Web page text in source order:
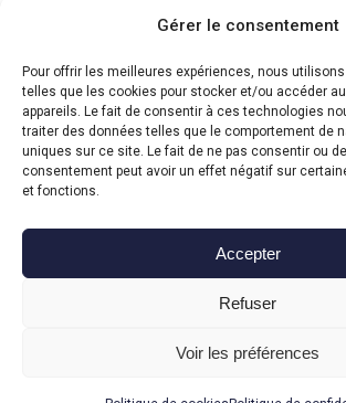
Gérer le consentement
Pour offrir les meilleures expériences, nous
telles que les cookies pour stocker et/ou accéder
appareils. Le fait de consentir à ces technologies
traiter des données telles que le comportement de
uniques sur ce site. Le fait de ne pas consentir ou
consentement peut avoir un effet négatif sur
et fonctions.
Accepter
Refuser
Voir les préférences
Bons Plans Voyage :
Vacances avec Toody
13 décembre 2024 Bon
Toody © 2024
Mentions légales
Politique de